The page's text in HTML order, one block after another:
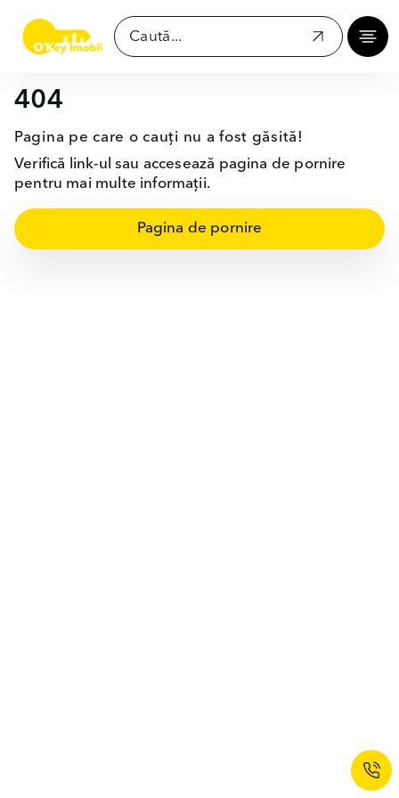
404
Pagina pe care o cauți nu a fost găsită!
Verifică link-ul sau accesează pagina de pornire
pentru mai multe informații.
Pagina de pornire